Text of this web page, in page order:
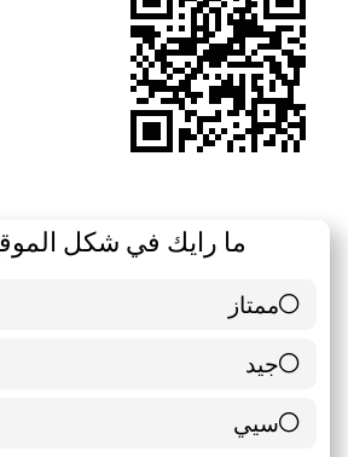
ما رايك في شكل
ممتاز
6 ( 85.71 % )
جيد
0 ( 0 % )
سيي
1 ( 14.29 % )